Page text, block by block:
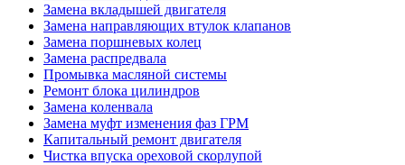
Замена вкладышей двигателя
Замена направляющих втулок клапанов
Замена поршневых колец
Замена распредвала
Промывка масляной системы
Ремонт блока цилиндров
Замена коленвала
Замена муфт изменения фаз ГРМ
Капитальный ремонт двигателя
Чистка впуска ореховой скорлупой